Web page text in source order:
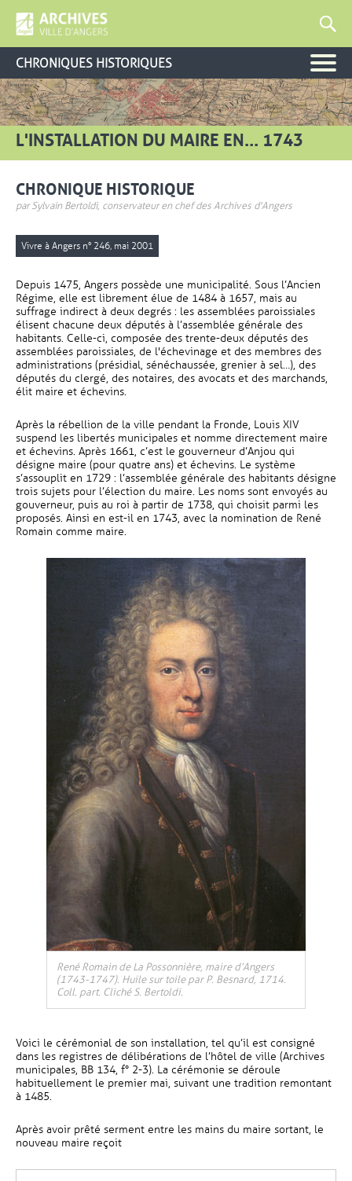
CHRONIQUES HISTORIQUES
L'INSTALLATION DU MAIRE EN... 1743
CHRONIQUE HISTORIQUE
par Sylvain Bertoldi, conservateur en chef des Archives d'Angers
Vivre à Angers n° 246, mai 2001
Depuis 1475, Angers possède une municipalité. Sous l’Ancien
Régime, elle est librement élue de 1484 à 1657, mais au
suffrage indirect à deux degrés : les assemblées paroissiales
élisent chacune deux députés à l’assemblée générale des
habitants. Celle-ci, composée des trente-deux députés des
assemblées paroissiales, de l'échevinage et des membres des
administrations (présidial, sénéchaussée, grenier à sel…), des
députés du clergé, des notaires, des avocats et des marchands,
élit maire et échevins.
Après la rébellion de la ville pendant la Fronde, Louis XIV
suspend les libertés municipales et nomme directement maire
et échevins. Après 1661, c’est le gouverneur d’Anjou qui
désigne maire (pour quatre ans) et échevins. Le système
s’assouplit en 1729 : l’assemblée générale des habitants désigne
trois sujets pour l’élection du maire. Les noms sont envoyés au
gouverneur, puis au roi à partir de 1738, qui choisit parmi les
proposés. Ainsi en est-il en 1743, avec la nomination de René
Romain comme maire.
René Romain de La Possonnière, maire d’Angers
(1743-1747). Huile sur toile par P. Besnard, 1714.
Coll. part. Cliché S. Bertoldi.
Voici le cérémonial de son installation, tel qu’il est consigné
dans les registres de délibérations de l’hôtel de ville (Archives
municipales, BB 134, f° 2-3). La cérémonie se déroule
habituellement le premier mai, suivant une tradition remontant
à 1485.
Après avoir prêté serment entre les mains du maire sortant, le
nouveau maire reçoit